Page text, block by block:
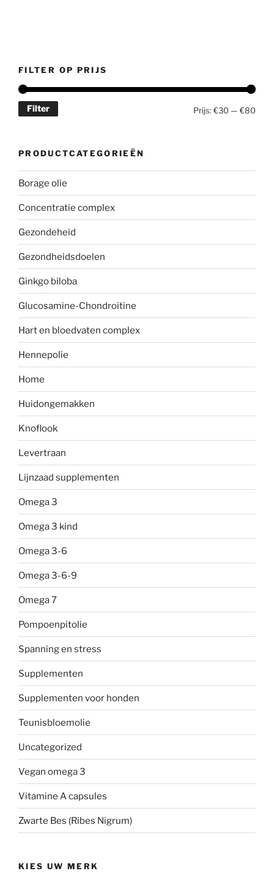
FILTER OP PRIJS
Min.
Max.
Filter Prijs: €30— €80
PRODUCTCATEGORIEËN
Borage olie
Concentratie complex
Gezondeheid
Gezondheidsdoelen
Ginkgo biloba
Glucosamine-Chondroitine
Hart en bloedvaten complex
Hennepolie
Home
Huidongemakken
Knoflook
Levertraan
Lijnzaad supplementen
Omega 3
Omega 3 kind
Omega 3-6
Omega 3-6-9
Omega 7
Pompoenpitolie
Spanning en stress
Supplementen
Supplementen voor honden
Teunisbloemolie
Uncategorized
Vegan omega 3
Vitamine A capsules
Zwarte Bes (Ribes Nigrum)
KIES UW MERK